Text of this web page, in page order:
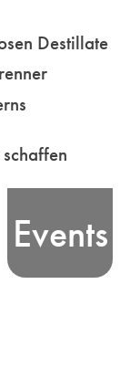
Destillate
Events
Edelbrand-Kultur
Bayern! Wir
vermitteln und